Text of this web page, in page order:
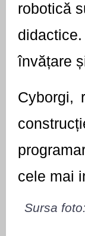
robotică
învățare
Cyborgi,
cele mai
Sursa foto: